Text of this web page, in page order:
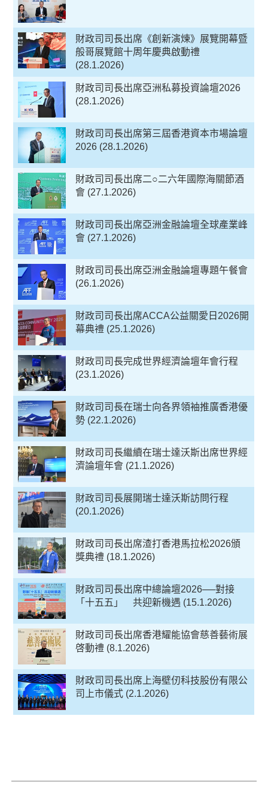
財政司司長出席《創新演煉》展覽開幕暨
般哥展覽館十周年慶典啟動禮
(28.1.2026)
財政司司長出席亞洲私募投資論壇2026
(28.1.2026)
財政司司長出席第三屆香港資本市場論壇
2026 (28.1.2026)
財政司司長出席二○二六年國際海關節酒
會 (27.1.2026)
財政司司長出席亞洲金融論壇全球產業峰
會 (27.1.2026)
財政司司長出席亞洲金融論壇專題午餐會
(26.1.2026)
財政司司長出席ACCA公益關愛日2026開
幕典禮 (25.1.2026)
財政司司長完成世界經濟論壇年會行程
(23.1.2026)
財政司司長在瑞士向各界領袖推廣香港優
勢 (22.1.2026)
財政司司長繼續在瑞士達沃斯出席世界經
濟論壇年會 (21.1.2026)
財政司司長展開瑞士達沃斯訪問行程
(20.1.2026)
財政司司長出席渣打香港馬拉松2026頒
獎典禮 (18.1.2026)
財政司司長出席中總論壇2026──對接
「十五五」 共迎新機遇 (15.1.2026)
財政司司長出席香港耀能協會慈善藝術展
啓動禮 (8.1.2026)
財政司司長出席上海壁仞科技股份有限公
司上市儀式 (2.1.2026)